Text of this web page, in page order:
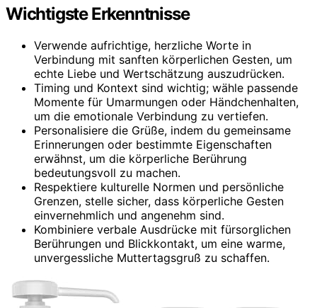
Wichtigste Erkenntnisse
Verwende aufrichtige, herzliche Worte in
Verbindung mit sanften körperlichen Gesten, um
echte Liebe und Wertschätzung auszudrücken.
Timing und Kontext sind wichtig; wähle passende
Momente für Umarmungen oder Händchenhalten,
um die emotionale Verbindung zu vertiefen.
Personalisiere die Grüße, indem du gemeinsame
Erinnerungen oder bestimmte Eigenschaften
erwähnst, um die körperliche Berührung
bedeutungsvoll zu machen.
Respektiere kulturelle Normen und persönliche
Grenzen, stelle sicher, dass körperliche Gesten
einvernehmlich und angenehm sind.
Kombiniere verbale Ausdrücke mit fürsorglichen
Berührungen und Blickkontakt, um eine warme,
unvergessliche Muttertagsgruß zu schaffen.